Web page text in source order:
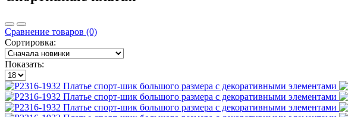
Сравнение товаров (0)
Сортировка:
Показать: